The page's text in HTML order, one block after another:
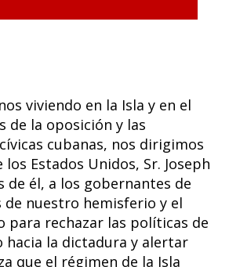
viviendo en la Isla y en el
de la oposición y las
cubanas, nos dirigimos
Estados Unidos, Sr. Joseph
de él, a los gobernantes de
de nuestro hemisferio y el
para rechazar las políticas de
hacia la dictadura y alertar
que el régimen de la Isla